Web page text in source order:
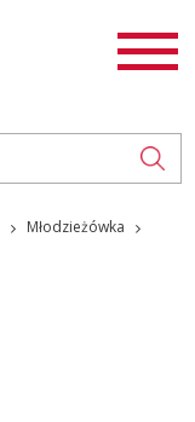
Młodzieżówka